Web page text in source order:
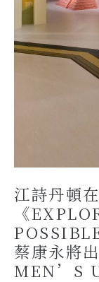
江詩丹頓
《
蔡康永將
MEN’S